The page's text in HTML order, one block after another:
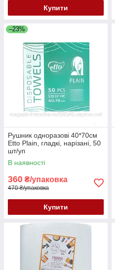
Купити
–23%
Рушник одноразові 40*70см
Etto Plain, гладкі, нарізані, 50
шт/уп
В наявності
360 ₴/упаковка
470 ₴/упаковка
Купити